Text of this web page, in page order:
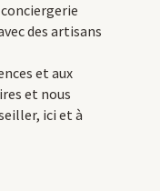
des artisans
et aux
et nous
ici et à